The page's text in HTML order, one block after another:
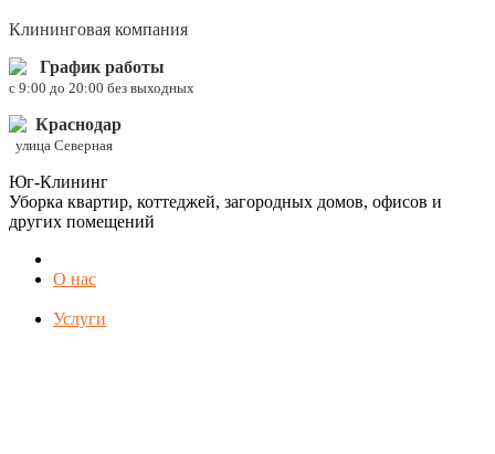
Клининговая компания
График работы
c 9:00 до 20:00 без выходных
Краснодар
улица Северная
Юг-Клининг
Уборка квартир, коттеджей, загородных домов, офисов и
других помещений
О нас
Услуги